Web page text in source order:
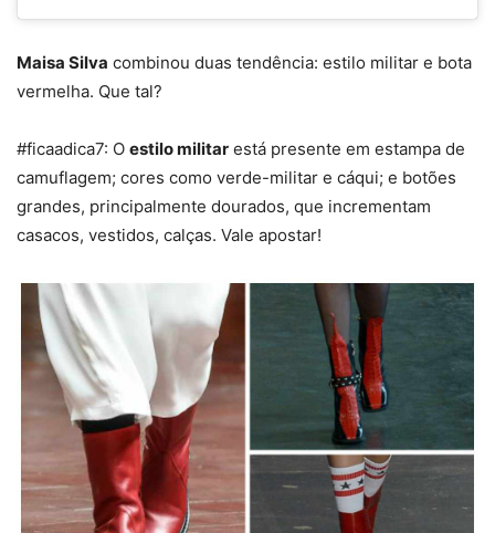
Maisa Silva combinou duas tendência: estilo militar e bota
vermelha. Que tal?
#ficaadica7: O estilo militar está presente em estampa de
camuflagem; cores como verde-militar e cáqui; e botões
grandes, principalmente dourados, que incrementam
casacos, vestidos, calças. Vale apostar!